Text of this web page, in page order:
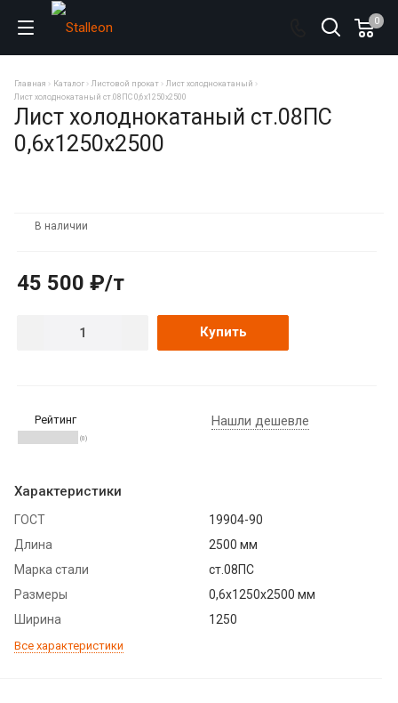
0
Главная Каталог Листовой прокат
Лист холоднокатаный
Лист холоднокатаный ст.08ПС 0,6х1250х2500
Лист холоднокатаный ст.08ПС
0,6х1250х2500
В наличии
45 500 ₽/т
Купить
Рейтинг
(0)
Нашли дешевле
Характеристики
ГОСТ
19904-90
Длина
2500 мм
Марка стали
ст.08ПС
Размеры
0,6х1250х2500 мм
Ширина
1250
Все характеристики